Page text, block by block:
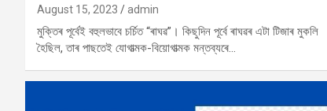
August 15, 2023 admin
মুক্তিৰ পূৰ্বেই বহুলভাবে চৰ্চিত “ৰাঘৱ”। কিছুদিন পূৰ্বে ৰাঘৱৰ এটা টিজাৰ মুকলি
হৈছিল, তাৰ পাছতেই যোগাত্মক-বিয়োগাত্মক মন্তব্যৰে…